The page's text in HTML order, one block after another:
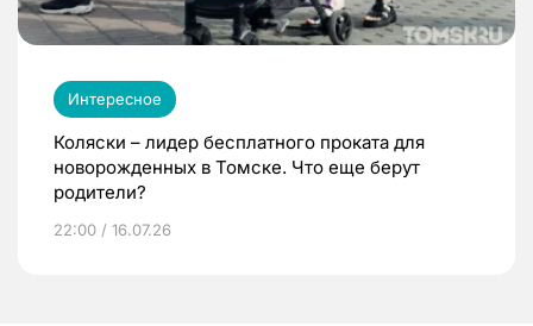
Интересное
Коляски – лидер бесплатного проката для
новорожденных в Томске. Что еще берут
родители?
22:00 / 16.07.26